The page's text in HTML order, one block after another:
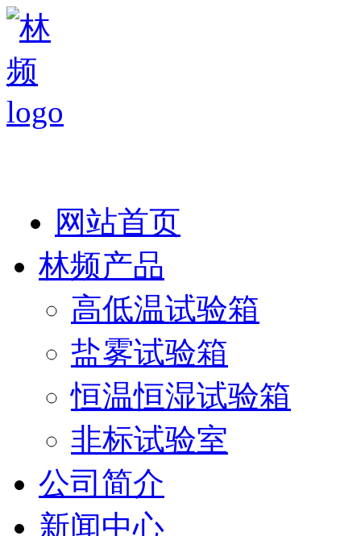
网站首页
林频产品
高低温试验箱
盐雾试验箱
恒温恒湿试验箱
非标试验室
公司简介
新闻中心